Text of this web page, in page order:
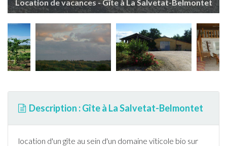
Location de vacances - Gîte à La Salvetat-Belmontet
Description : Gîte à La Salvetat-Belmontet
location d'un gîte au sein d'un domaine viticole bio sur